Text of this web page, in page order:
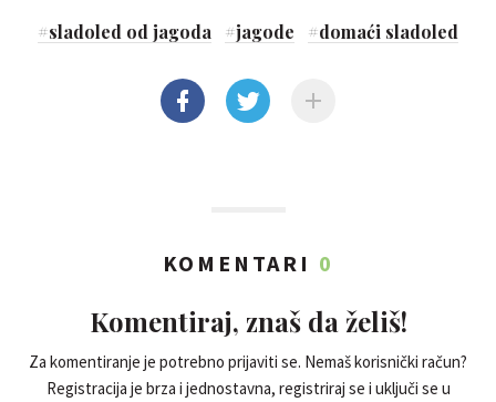
#sladoled od jagoda #jagode #domaći sladoled
KOMENTARI 0
Komentiraj, znaš da želiš!
Za komentiranje je potrebno prijaviti se. Nemaš korisnički račun?
Registracija je brza i jednostavna, registriraj se i uključi se u